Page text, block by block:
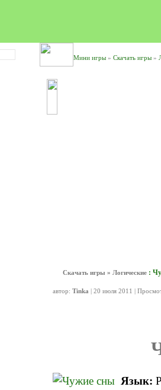
Мини игры » Скачать игры »
Скачать игры » Логические :
автор: Tinka | 20 июля 2011 |
Язык: